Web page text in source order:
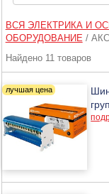
ВСЯ ЭЛЕКТРИКА И
ОБОРУДОВАНИЕ /
Найдено 11 товаров